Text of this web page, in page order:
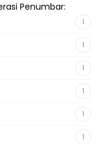
Penumbar:
1
1
1
1
1
1